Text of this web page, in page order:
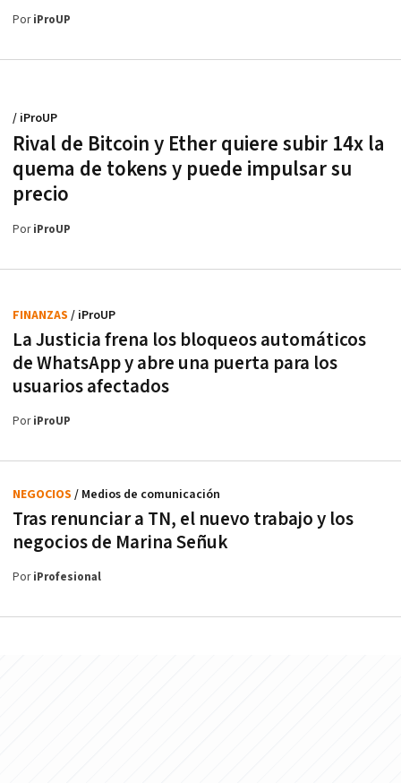
PoriProUP
Rival de Bitcoin y Ether quiere subir 14x la
quema de tokens y puede impulsar su
precio
/ iProUP
PoriProUP
La Justicia frena los bloqueos automáticos
de WhatsApp y abre una puerta para los
usuarios afectados
FINANZAS / iProUP
PoriProUP
Tras renunciar a TN, el nuevo trabajo y los
negocios de Marina Señuk
NEGOCIOS / Medios de comunicación
PoriProfesional